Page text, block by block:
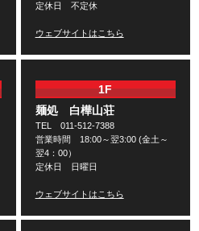
定休日 不定休
ウェブサイトはこちら
1F
麺処 白樺山荘
TEL 011-512-7388
営業時間 18:00～翌3:00 (金土～
翌4：00）
定休日 日曜日
ウェブサイトはこちら